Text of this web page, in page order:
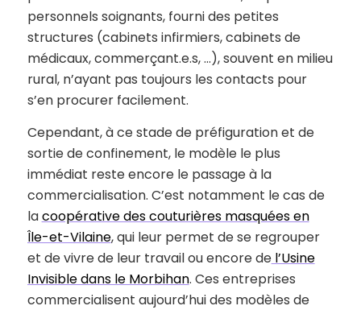
personnels soignants, fourni des petites
structures (cabinets infirmiers, cabinets de
médicaux, commerçant.e.s, …), souvent en milieu
rural, n’ayant pas toujours les contacts pour
s’en procurer facilement.
Cependant, à ce stade de préfiguration et de
sortie de confinement, le modèle le plus
immédiat reste encore le passage à la
commercialisation. C’est notamment le cas de
lacoopérative des couturières masquées en
Île-et-Vilaine, qui leur permet de se regrouper
et de vivre de leur travail ou encore del’Usine
Invisible dans le Morbihan. Ces entreprises
commercialisent aujourd’hui des modèles de